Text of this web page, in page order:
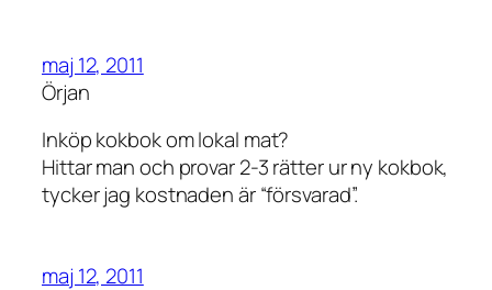
maj 12, 2011
Örjan
Inköp kokbok om lokal mat?
Hittar man och provar 2-3 rätter ur ny kokbok,
tycker jag kostnaden är “försvarad”.
maj 12, 2011